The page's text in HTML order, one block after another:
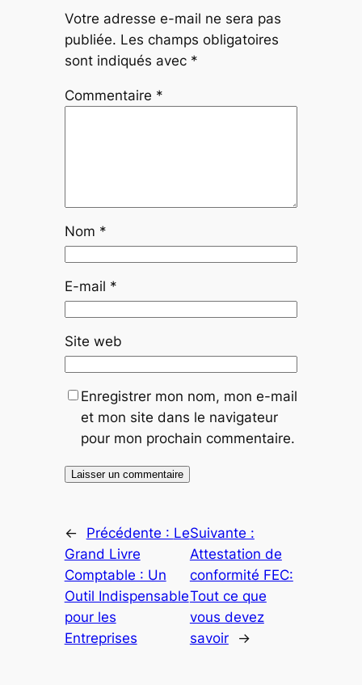
Votre adresse e-mail ne sera pas
publiée. Les champs obligatoires
sont indiqués avec *
Commentaire *
Nom *
E-mail *
Site web
Enregistrer mon nom, mon e-mail
et mon site dans le navigateur
pour mon prochain commentaire.
← Précédente : Le
Grand Livre
Comptable : Un
Outil Indispensable
pour les
Entreprises
Suivante :
Attestation de
conformité FEC:
Tout ce que
vous devez
savoir
→